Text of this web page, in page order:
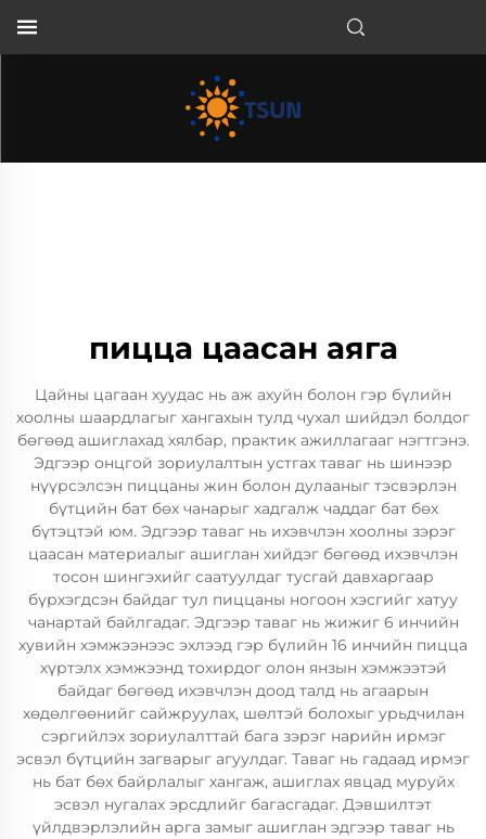
пицца цаасан аяга
Цайны цагаан хуудас нь аж ахуйн болон гэр бүлийн
хоолны шаардлагыг хангахын тулд чухал шийдэл болдог
бөгөөд ашиглахад хялбар, практик ажиллагааг нэгтгэнэ.
Эдгээр онцгой зориулалтын устгах таваг нь шинээр
нүүрсэлсэн пиццаны жин болон дулааныг тэсвэрлэн
бүтцийн бат бөх чанарыг хадгалж чаддаг бат бөх
бүтэцтэй юм. Эдгээр таваг нь ихэвчлэн хоолны зэрэг
цаасан материалыг ашиглан хийдэг бөгөөд ихэвчлэн
тосон шингэхийг саатуулдаг тусгай давхаргаар
бүрхэгдсэн байдаг тул пиццаны ногоон хэсгийг хатуу
чанартай байлгадаг. Эдгээр таваг нь жижиг 6 инчийн
хувийн хэмжээнээс эхлээд гэр бүлийн 16 инчийн пицца
хүртэлх хэмжээнд тохирдог олон янзын хэмжээтэй
байдаг бөгөөд ихэвчлэн доод талд нь агаарын
хөдөлгөөнийг сайжруулах, шөлтэй болохыг урьдчилан
сэргийлэх зориулалттай бага зэрэг нарийн ирмэг
эсвэл бүтцийн загварыг агуулдаг. Таваг нь гадаад ирмэг
нь бат бөх байрлалыг хангаж, ашиглах явцад муруйх
эсвэл нугалах эрсдлийг багасгадаг. Дэвшилтэт
үйлдвэрлэлийн арга замыг ашиглан эдгээр таваг нь